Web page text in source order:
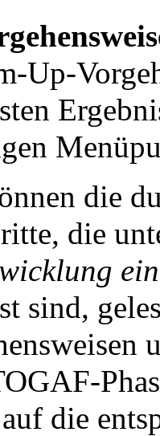
Up-
die
die
sind,
die